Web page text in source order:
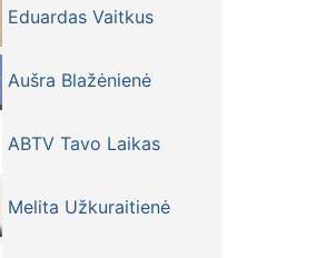
Eduardas Vaitkus
Aušra Blažėnienė
ABTV Tavo Laikas
Melita Užkuraitienė